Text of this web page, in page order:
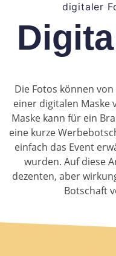
digitaler
Die Fotos können
einer digitalen Maske
Maske kann für ein
eine kurze
einfach das Event
wurden. Auf diese
dezenten, aber
Botschaft